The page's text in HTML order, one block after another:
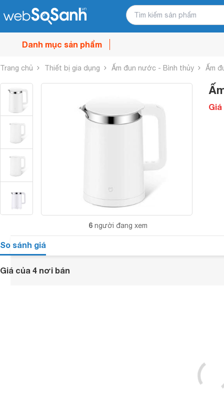
Danh mục sản phẩm
Trang chủ Thiết bị gia dụng Ấm đun nước - Bình thủy Ấm
6 người đang xem
So sánh giá
Giá của 4 nơi bán